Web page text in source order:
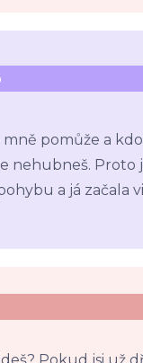
pomůže a
nehubneš. Proto
a já začala